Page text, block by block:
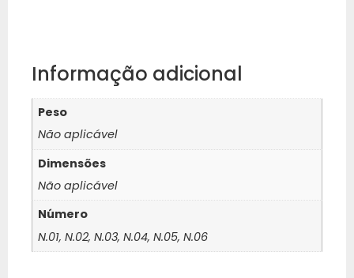
Informação adicional
Peso
Não aplicável
Dimensões
Não aplicável
Número
N.01, N.02, N.03, N.04, N.05, N.06